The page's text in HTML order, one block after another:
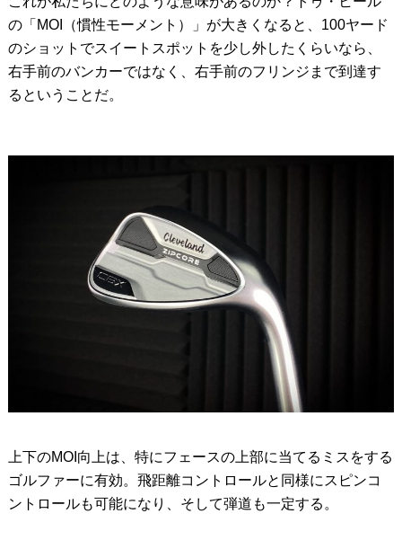
の「MOI（慣性モーメント）」が大きくなると、100ヤード
のショットでスイートスポットを少し外したくらいなら、
右手前のバンカーではなく、右手前のフリンジまで到達す
るということだ。
上下のMOI向上は、特にフェースの上部に当てるミスをする
ゴルファーに有効。飛距離コントロールと同様にスピンコ
ントロールも可能になり、そして弾道も一定する。